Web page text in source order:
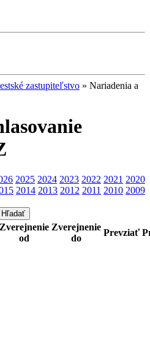
zastupiteľstvo » Nariadenia a
2025 2024 2023 2022 2021 2020
2014 2013 2012 2011 2010 2009
Hľadať
Zverejnenie
od
Zverejnenie
do
Prevziať